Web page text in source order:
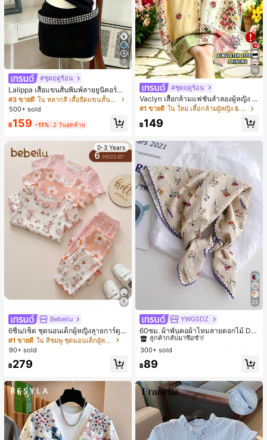
7
#ชุดฤดูร้อน
Lalippa เสื้อแขนสั้นพิมพ์ลายยูนิคอร์นล
ายทางสีตัดกันสำหรับผู้หญิง สไตล์วิทย
าลัย
#3 ขายดี
ใน หลากสี เสื้อยืดแขนสั้นเนื้อนุ่มสำหรับใส่ทุกวัน
500+ sold
฿159 -11% 2 วันสุดท้าย
0-3 Years
Bebeilu
6ชิ้น/เซ็ต ชุดนอนเด็กผู้หญิงลายการ์ตูน
หมีและดอกไม้ คอกลม แขนสั้น กางเกง
ขาสั้น ขอบระบาย สวมใส่สบาย
#1 ขายดี
ใน สีชมพู ชุดนอนเด็กผู้หญิง
90+ sold
฿279
16
#ชุดฤดูร้อน
Vaclyn เสื้อกล้ามแฟชั่นลำลองผู้หญิง ล
ายแพตช์เวิร์ก แขนกุด คอกลม ติดกระดุ
#1 ขายดี ใน ใหม่ เสื้อกล้ามผู้หญิง & Camis
฿149
23
YWGSDZ
60ซม. ผ้าพันคอผ้าไหมลายดอกไม้ Dit
sy สีเบจ, เครื่องประดับใหม่สำหรับผู้หญิ
งฤดูใบไม้ผลิ/ฤดูใบไม้ร่วง, ผ้าพันคอผืน
#1 ขายดี
ลูกค้ากลับมาซื้อซ้ำ!
#1 ขายดี
ลูกค้ากลับมาซื้อซ้ำ!
#1 ขายดี
ลูกค้ากลับมาซื้อซ้ำ!
#1 ขายดี
ใน สีเบจ ผ้าพันคอทรงสี่เหลี่ยมและผ้าพันคอสำหรับผู้
300+ sold
฿89